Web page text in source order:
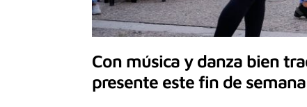
Con música y danza bien
presente este fin de